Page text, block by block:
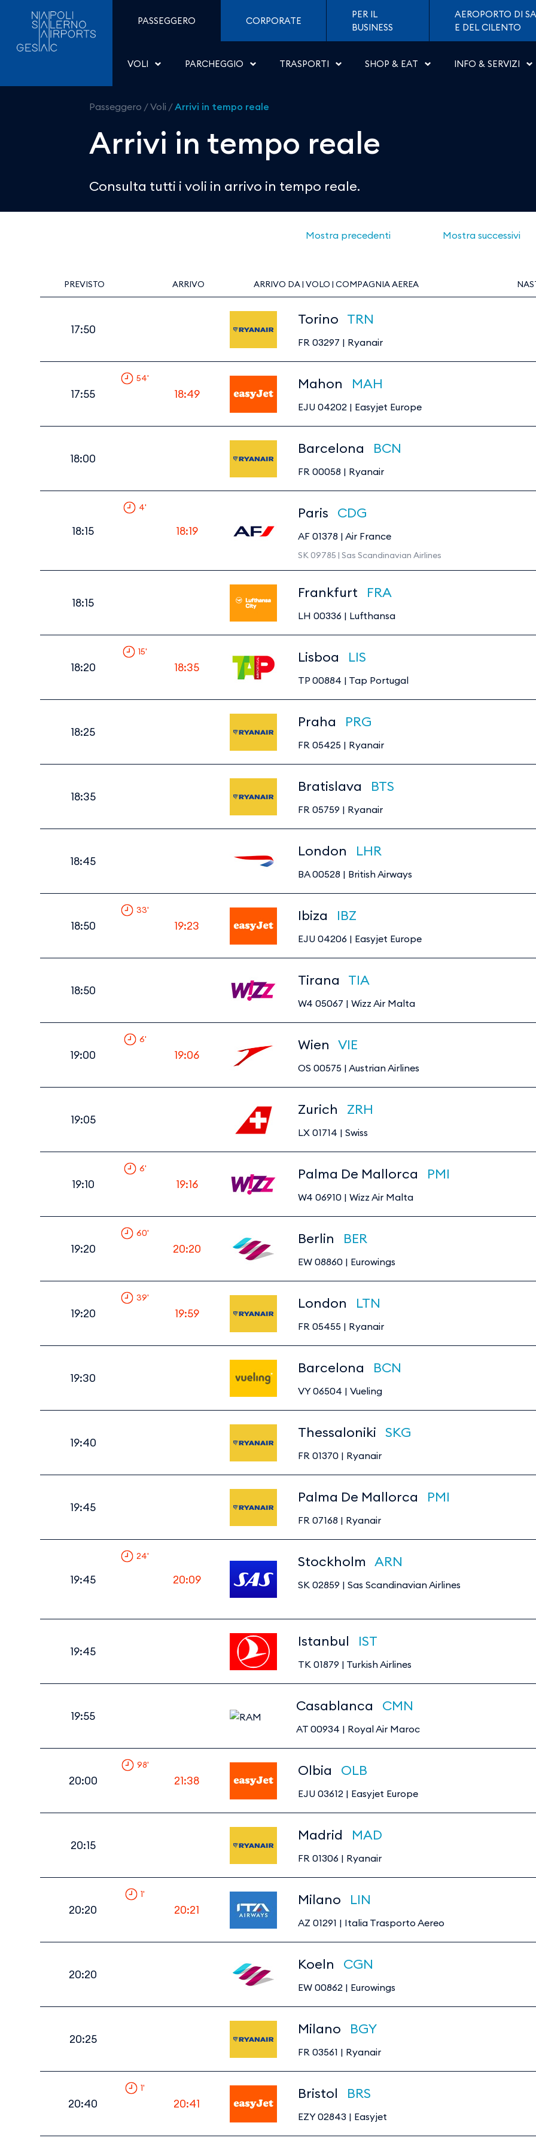
Salta al contenuto
Arrivi in tempo reale - Aeroporti di Napoli
PASSEGGERO CORPORATE
PER IL
BUSINESS
AEROPORTO DI
E DEL CILENTO
VOLI PARCHEGGIO TRASPORTI SHOP & EAT INFO & SERVIZI
Passeggero /Voli /Arrivi in tempo reale
Arrivi in tempo reale
Consulta tutti i voli in arrivo in tempo reale.
Mostra precedenti Mostra successivi
PREVISTO ARRIVO ARRIVO DA | VOLO | COMPAGNIA AEREA
17:50
Torino TRN
FR 03297 | Ryanair
17:55
54'
18:49
Mahon MAH
EJU 04202| Easyjet Europe
18:00
Barcelona BCN
FR 00058 | Ryanair
18:15
4'
18:19
Paris CDG
AF 01378 | Air France
SK 09785 | Sas Scandinavian Airlines
DL 08251 | Delta Airlines
18:15
Frankfurt FRA
LH 00336 | Lufthansa
18:20
15'
18:35
Lisboa LIS
TP 00884 | Tap Portugal
18:25
Praha PRG
FR 05425 | Ryanair
18:35
Bratislava BTS
FR 05759 | Ryanair
18:45
London LHR
BA 00528 | British Airways
18:50
33'
19:23
Ibiza IBZ
EJU 04206 | Easyjet Europe
18:50
Tirana TIA
W4 05067 | Wizz Air Malta
19:00
6'
19:06
Wien VIE
OS 00575 | Austrian Airlines
19:05
Zurich ZRH
LX 01714 | Swiss
19:10
6'
19:16
Palma De Mallorca PMI
W4 06910| Wizz Air Malta
19:20
60'
20:20
Berlin BER
EW 08860| Eurowings
19:20
39'
19:59
London LTN
FR 05455 | Ryanair
19:30
Barcelona BCN
VY 06504 | Vueling
19:40
Thessaloniki SKG
FR 01370| Ryanair
19:45
Palma De Mallorca PMI
FR 07168 | Ryanair
19:45
24'
20:09
Stockholm ARN
SK 02859 | Sas Scandinavian Airlines
19:45
Istanbul IST
TK 01879 | Turkish Airlines
19:55
Casablanca CMN
AT 00934 | Royal Air Maroc
20:00
98'
21:38
Olbia OLB
EJU 03612| Easyjet Europe
20:15
Madrid MAD
FR 01306 | Ryanair
20:20
1'
20:21
Milano LIN
AZ 01291 | Italia Trasporto Aereo
20:20
Koeln CGN
EW 00862| Eurowings
20:25
Milano BGY
FR 03561 | Ryanair
20:40
1'
20:41
Bristol BRS
EZY 02843 | Easyjet